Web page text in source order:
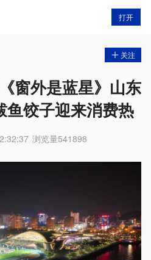
打开
关注
窗外是蓝星》山东
饺子迎来消费热
浏览量541898